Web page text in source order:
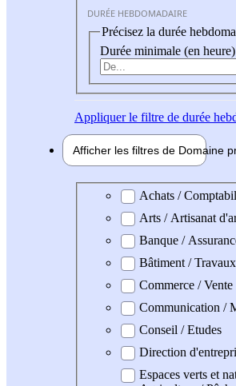
DURÉE HEBDOMADAIRE
Précisez la durée
Durée minimale (en heure)
Appliquerle filtre de durée
Afficher les filtres de Domaine
Domaine professionel
Achats /
Arts / Artisanat
Banque /
Bâtiment /
Commerce / Vente
Communication /
Conseil / Etudes
Direction
Espaces verts et